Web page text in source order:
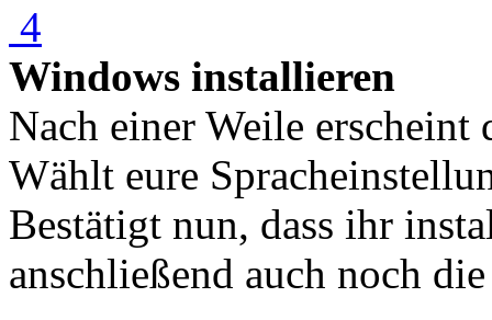
Windows installieren
Nach einer Weile
Wählt eure
Bestätigt nun, dass ihr
anschließend auch noch